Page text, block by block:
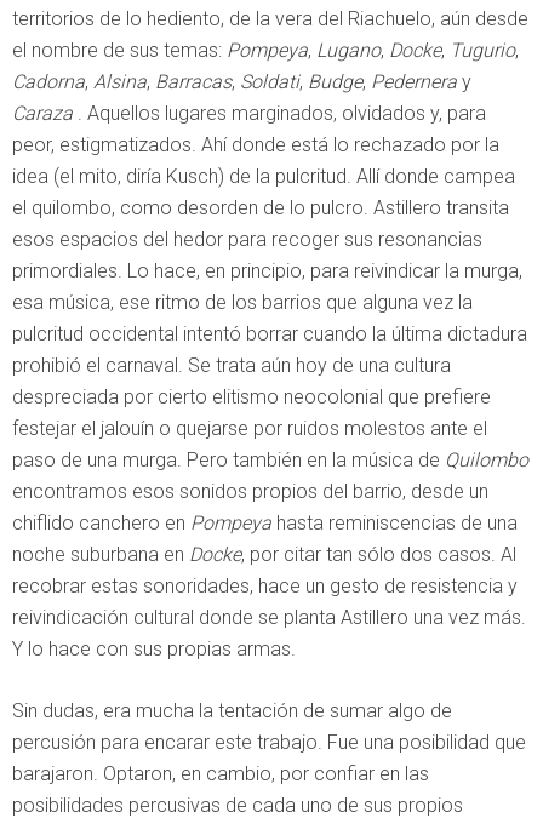
territorios de lo hediento, de la vera del Riachuelo, aún desde
el nombre de sus temas: Pompeya, Lugano, Docke, Tugurio,
Cadorna, Alsina, Barracas, Soldati, Budge, Pedernera y
Caraza . Aquellos lugares marginados, olvidados y, para
peor, estigmatizados. Ahí donde está lo rechazado por la
idea (el mito, diría Kusch) de la pulcritud. Allí donde campea
el quilombo, como desorden de lo pulcro. Astillero transita
esos espacios del hedor para recoger sus resonancias
primordiales. Lo hace, en principio, para reivindicar la murga,
esa música, ese ritmo de los barrios que alguna vez la
pulcritud occidental intentó borrar cuando la última dictadura
prohibió el carnaval. Se trata aún hoy de una cultura
despreciada por cierto elitismo neocolonial que prefiere
festejar el jalouín o quejarse por ruidos molestos ante el
paso de una murga. Pero también en la música de Quilombo
encontramos esos sonidos propios del barrio, desde un
chiflido canchero en Pompeya hasta reminiscencias de una
noche suburbana en Docke, por citar tan sólo dos casos. Al
recobrar estas sonoridades, hace un gesto de resistencia y
reivindicación cultural donde se planta Astillero una vez más.
Y lo hace con sus propias armas.
Sin dudas, era mucha la tentación de sumar algo de
percusión para encarar este trabajo. Fue una posibilidad que
barajaron. Optaron, en cambio, por confiar en las
posibilidades percusivas de cada uno de sus propios